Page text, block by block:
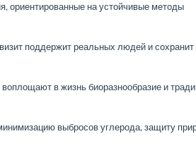
ориентированные на устойчивые методы
поддержит реальных людей и сохранит
в жизнь биоразнообразие и
выбросов углерода, защиту